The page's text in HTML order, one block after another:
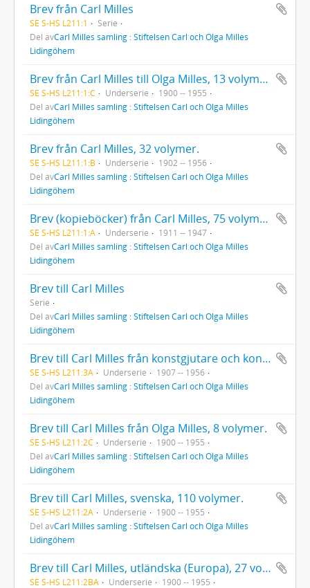
Brev från Carl Milles
SE S-HS L211:1
Serie
Del avCarl Milles samling : Stiftelsen Carl och Olga Milles
Lidingöhem
Brev från Carl Milles till Olga Milles, 13 volymer.
SE S-HS L211:1:C Underserie
1900 -- 1955
Del avCarl Milles samling : Stiftelsen Carl och Olga Milles
Lidingöhem
Brev från Carl Milles, 32 volymer.
SE S-HS L211:1:B Underserie
1902 -- 1956
Del avCarl Milles samling : Stiftelsen Carl och Olga Milles
Lidingöhem
Brev (kopieböcker) från Carl Milles, 75 volymer.
SE S-HS L211:1:A Underserie
1911 -- 1947
Del avCarl Milles samling : Stiftelsen Carl och Olga Milles
Lidingöhem
Brev till Carl Milles
Serie
Del avCarl Milles samling : Stiftelsen Carl och Olga Milles
Lidingöhem
Brev till Carl Milles från konstgjutare och konsthandlare, 10 volymer.
SE S-HS L211:3A Underserie
1907 -- 1956
Del avCarl Milles samling : Stiftelsen Carl och Olga Milles
Lidingöhem
Brev till Carl Milles från Olga Milles, 8 volymer.
SE S-HS L211:2C Underserie
1900 -- 1955
Del avCarl Milles samling : Stiftelsen Carl och Olga Milles
Lidingöhem
Brev till Carl Milles, svenska, 110 volymer.
SE S-HS L211:2A Underserie
1900 -- 1955
Del avCarl Milles samling : Stiftelsen Carl och Olga Milles
Lidingöhem
Brev till Carl Milles, utländska (Europa), 27 volymer.
SE S-HS L211:2BA Underserie
1900 -- 1955